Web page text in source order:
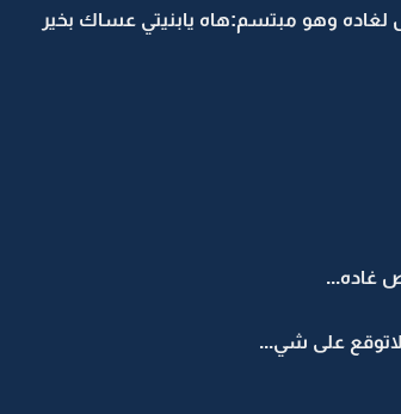
لغاده وهو مبتسم:هاه يابنيتي عساك بخير
غاده...
على شي...